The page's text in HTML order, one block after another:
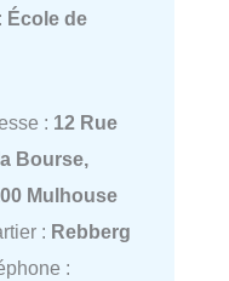
École de
: 12 Rue
Bourse,
Mulhouse
: Rebberg
: